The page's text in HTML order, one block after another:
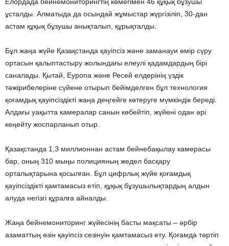
ұсталды. Алматыда да осындай жұмыстар жүргізіліп, 30-дан
астам құқық бұзушы анықталып, құрықталды.
Бұл жаңа жүйе Қазақстанда қауіпсіз және заманауи өмір сүру
ортасын қалыптастыру жолындағы елеулі қадамдардың бірі
саналады. Қытай, Еуропа және Ресей елдерінің үздік
тәжірибелеріне сүйене отырып бейімделген бұл технология
қоғамдық қауіпсіздікті жаңа деңгейге көтеруге мүмкіндік береді.
Алдағы уақытта камералар санын көбейтіп, жүйені одан әрі
кеңейту жоспарланып отыр.
Қазақстанда 1,3 миллионнан астам бейнебақылау камерасы
бар, оның 310 мыңы полицияның жедел басқару
орталықтарына қосылған. Бұл цифрлық жүйе қоғамдық
қауіпсіздікті қамтамасыз етіп, құқық бұзушылықтардың алдын
алуда негізгі құралға айналды.
Жаңа бейнемониторинг жүйесінің басты мақсаты – әрбір
азаматтың өзін қауіпсіз сезінуін қамтамасыз ету. Қоғамда тәртіп